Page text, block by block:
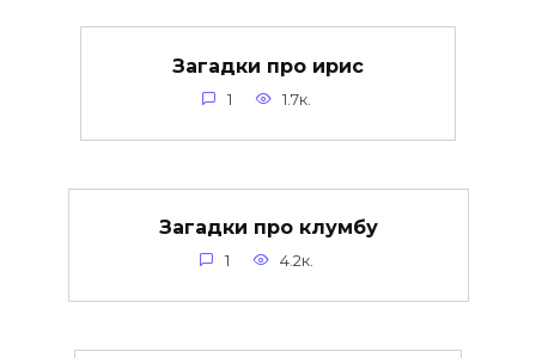
Загадки про ирис
1 1.7к.
Загадки про клумбу
1 4.2к.